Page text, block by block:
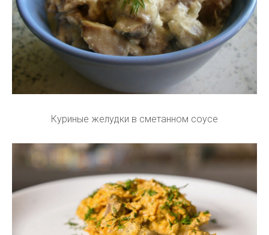
Куриные желудки в сметанном соусе